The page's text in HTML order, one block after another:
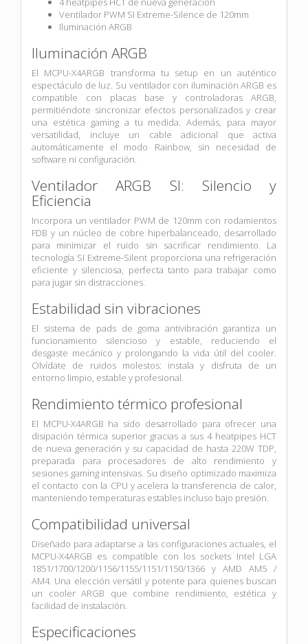
Ventilador PWM SI Extreme-Silence de 120mm
Iluminación ARGB
Iluminación ARGB
El MCPU-X4ARGB transforma tu setup en un auténtico
espectáculo de luz. Su ventilador con iluminación ARGB es
compatible con placas base y controladoras ARGB,
permitiéndote sincronizar efectos personalizados y crear
una estética gaming a tu medida. Además, para mayor
versatilidad, incluye un cable adicional que activa
automáticamente el modo Rainbow, sin necesidad de
software ni configuración.
Ventilador ARGB SI: Silencio y
Eficiencia
Incorpora un ventilador PWM de 120mm con rodamientos
FDB y un núcleo de cobre hiperbalanceado, desarrollado
para minimizar el ruido sin sacrificar rendimiento. La
tecnología SI Extreme-Silent proporciona una refrigeración
eficiente y silenciosa, perfecta tanto para trabajar como
para jugar sin distracciones.
Estabilidad sin vibraciones
El sistema de pads de goma antivibración garantiza un
funcionamiento silencioso y estable, reduciendo el
desgaste mecánico y prolongando la vida útil del cooler.
Olvídate de ruidos molestos: instala y disfruta de un
entorno limpio, estable y profesional.
Rendimiento térmico profesional
El MCPU-X4ARGB ha sido desarrollado para ofrecer una
disipación térmica superior gracias a sus 4 heatpipes HCT
de nueva generación y su capacidad de hasta 220W TDP,
preparada para procesadores de alto rendimiento y
sesiones gaming intensivas. Su diseño optimizado maximiza
el contacto con la CPU y acelera la transferencia de calor,
manteniendo temperaturas estables incluso bajo presión.
Compatibilidad universal
Diseñado para adaptarse a las configuraciones actuales, el
MCPU-X4ARGB es compatible con los sockets Intel LGA
1851/1700/1200/1156/1155/1151/1150/1366 y AMD AM5 /
AM4. Una elección versátil y potente para quienes buscan
un cooler ARGB que combine rendimiento, estética y
facilidad de instalación.
Especificaciones